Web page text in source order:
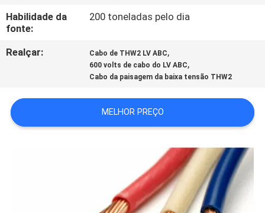
NOTÍCIA
PEÇA
CITAÇÕES
Habilidade da
fonte:
200 toneladas pelo dia
Realçar: Cabo de THW2 LV ABC,
600 volts de cabo do LV ABC,
Cabo da paisagem da baixa tensão THW2
MELHOR PREÇO